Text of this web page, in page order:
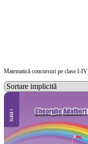
Matematică concursuri pe clase I-IV